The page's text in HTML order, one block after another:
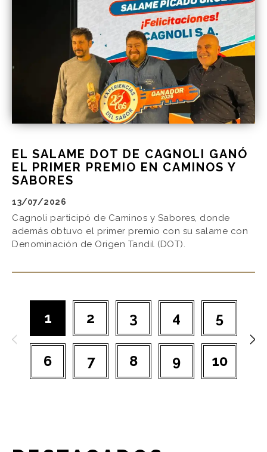
EL SALAME DOT DE CAGNOLI GANÓ
EL PRIMER PREMIO EN CAMINOS Y
SABORES
13/07/2026
Cagnoli participó de Caminos y Sabores, donde
además obtuvo el primer premio con su salame con
Denominación de Origen Tandil (DOT).
1 2 3 4 5
6 7 8 9 10